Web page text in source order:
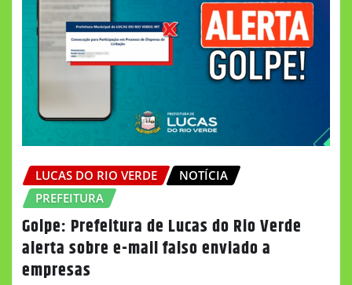
LUCAS DO RIO VERDE
NOTÍCIA
PREFEITURA
Golpe: Prefeitura de Lucas do Rio Verde
alerta sobre e-mail falso enviado a
empresas